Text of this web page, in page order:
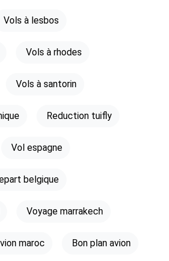
Vols à lesbos
Vols à rhodes
Vols à santorin
Reduction tuifly
Vol espagne
belgique
Voyage marrakech
maroc Bon plan avion